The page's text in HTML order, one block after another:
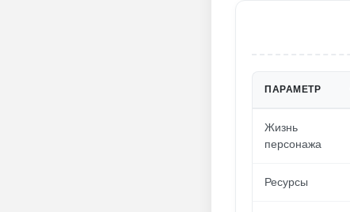
ПАРАМЕТР
Жизнь
персонажа
Ресурсы